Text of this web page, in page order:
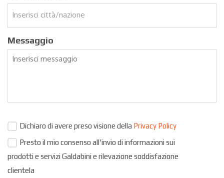
Messaggio
Dichiaro di avere preso visione della Privacy Policy
Presto il mio consenso all'invio di informazioni sui
prodotti e servizi Galdabini e rilevazione soddisfazione
clientela